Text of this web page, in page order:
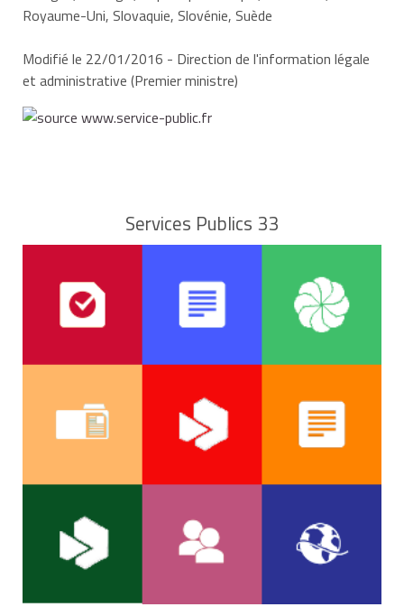
répondre à une ou plusieurs offres.
Dans ce cas, le paiement de vos allocations de
chômage peut être suspendu.
Royaume-Uni, Slovaquie, Slovénie, Suède
Modifié le 22/01/2016 - Direction de l'information légale
et administrative (Premier ministre)
Services Publics 33